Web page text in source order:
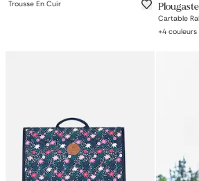
Trousse En Cuir
Cartable
+4 couleurs